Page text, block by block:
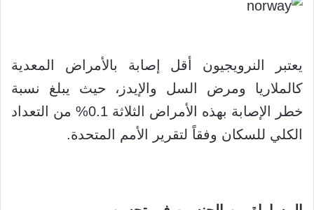
يعتبر النرويجيون أقل إصابة بالأمراض المعدية
كالملاريا ومرض السل والإيدز، حيث يبلغ نسبة
خطر الإصابة بهذه الأمراض الثلاثة 0.1% من التعداد
الكلي للسكان وفقاً لتقرير الأمم المتحدة.